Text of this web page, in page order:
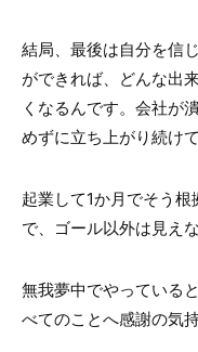
結局、最後は自分を信
ができれば、どんな出
くなるんです。会社が
めずに立ち上がり続け
起業して1か月でそう
で、ゴール以外は見え
無我夢中でやっている
べてのことへ感謝の気